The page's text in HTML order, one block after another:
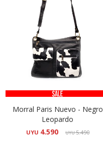
Morral Paris Nuevo - Negro
Leopardo
UYU 4.590 UYU5.490